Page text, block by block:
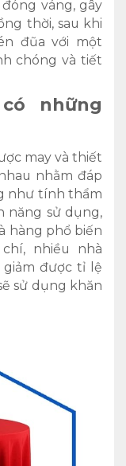
váng, gây
thời, sau khi
đũa với một
chóng và tiết
những
may và thiết
nhằm đáp
như tính thẩm
năng sử dụng,
hàng phổ biến
nhiều nhà
được tỉ lệ
sử dụng khăn